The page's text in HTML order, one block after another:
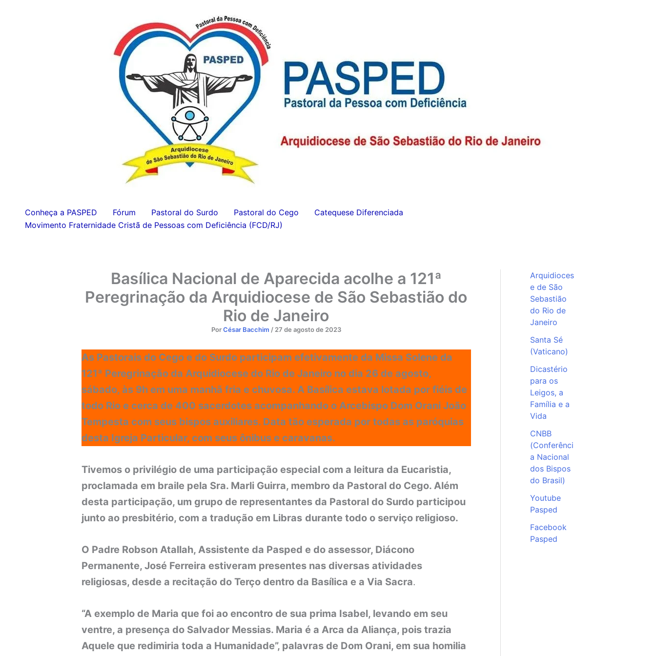
Conheça a PASPED Fórum Pastoral do Surdo Pastoral do Cego
Catequese Diferenciada
Movimento Fraternidade Cristã de Pessoas com Deficiência (FCD/RJ)
Basílica Nacional de Aparecida acolhe a 121ª
Peregrinação da Arquidiocese de São Sebastião do
Rio de Janeiro
PorCésar Bacchim / 27 de agosto de 2023
As Pastorais do Cego e do Surdo participam efetivamente da Missa Solene da
121ª Peregrinação da Arquidiocese do Rio de Janeiro no dia 26 de agosto,
sábado, às 9h em uma manhã fria e chuvosa. A Basílica estava lotada por fiéis de
todo Rio e cerca de 400 sacerdotes acompanhando o Arcebispo Dom Orani João
Tempesta com seus bispos auxiliares. Data tão esperada por todas as paróquias
desta Igreja Particular, com seus ônibus e caravanas.
Tivemos o privilégio de uma participação especial com a leitura da Eucaristia,
proclamada em braile pela Sra. Marli Guirra, membro da Pastoral do Cego. Além
desta participação, um grupo de representantes da Pastoral do Surdo participou
junto ao presbitério, com a tradução em Libras durante todo o serviço religioso.
O Padre Robson Atallah, Assistente da Pasped e do assessor, Diácono
Permanente, José Ferreira estiveram presentes nas diversas atividades
religiosas, desde a recitação do Terço dentro da Basílica e a Via Sacra.
“A exemplo de Maria que foi ao encontro de sua prima Isabel, levando em seu
ventre, a presença do Salvador Messias. Maria é a Arca da Aliança, pois trazia
Aquele que redimiria toda a Humanidade”, palavras de Dom Orani, em sua homilia
Arquidioces
e de São
Sebastião
do Rio de
Janeiro
Santa Sé
(Vaticano)
Dicastério
para os
Leigos, a
Família e a
Vida
CNBB
(Conferênci
a Nacional
dos Bispos
do Brasil)
Youtube
Pasped
Facebook
Pasped